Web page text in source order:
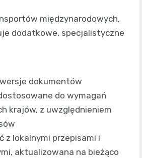
międzynarodowych,
dodatkowe, specjalistyczne
dokumentów
do wymagań
krajów, z uwzględnieniem
z lokalnymi przepisami i
aktualizowana na bieżąco